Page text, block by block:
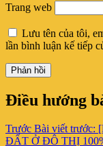
Trang web
Lưu tên của tôi,
lần bình luận kế tiếp
Điều hướng
Trước Bài viết trước:
ĐẤT Ở ĐÔ THỊ